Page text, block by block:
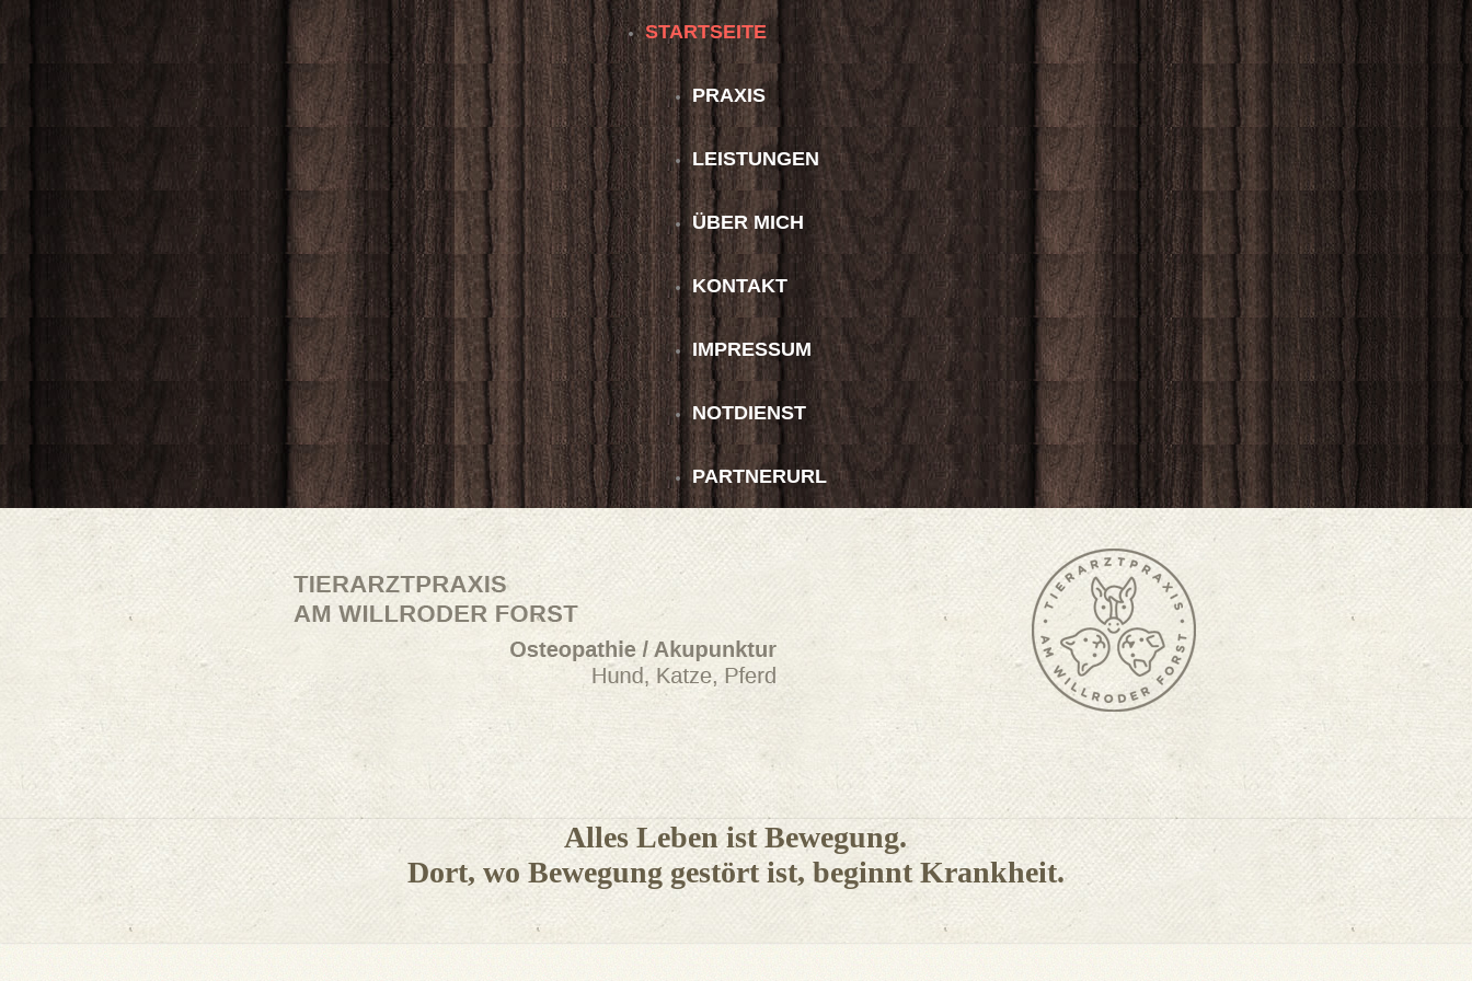
STARTSEITE
PRAXIS
LEISTUNGEN
ÜBER MICH
KONTAKT
IMPRESSUM
NOTDIENST
PARTNERURL
Alles Leben ist Bewegung.
Dort, wo Bewegung gestört ist, beginnt Krankheit.